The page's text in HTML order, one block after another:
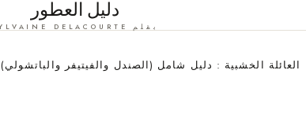
دليل العطور
بقلم SYLVAINE DELACOURTE
العائلة الخشبية : دليل شامل (الصندل والفيتيفر والباتشولي)